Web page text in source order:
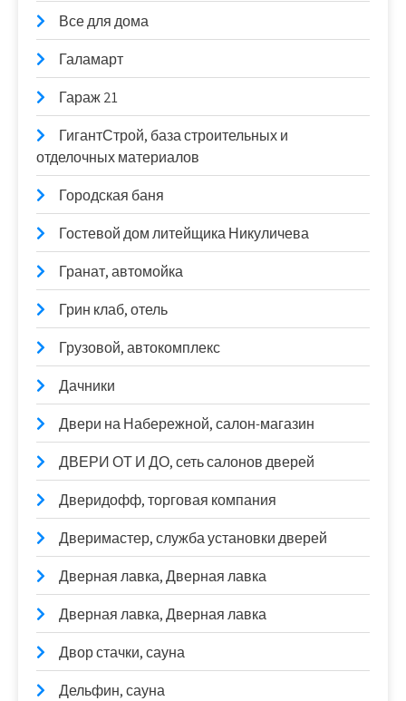
Все для дома
Галамарт
Гараж 21
ГигантСтрой, база строительных и
отделочных материалов
Городская баня
Гостевой дом литейщика Никуличева
Гранат, автомойка
Грин клаб, отель
Грузовой, автокомплекс
Дачники
Двери на Набережной, салон-магазин
ДВЕРИ ОТ И ДО, сеть салонов дверей
Дверидофф, торговая компания
Дверимастер, служба установки дверей
Дверная лавка, Дверная лавка
Дверная лавка, Дверная лавка
Двор стачки, сауна
Дельфин, сауна